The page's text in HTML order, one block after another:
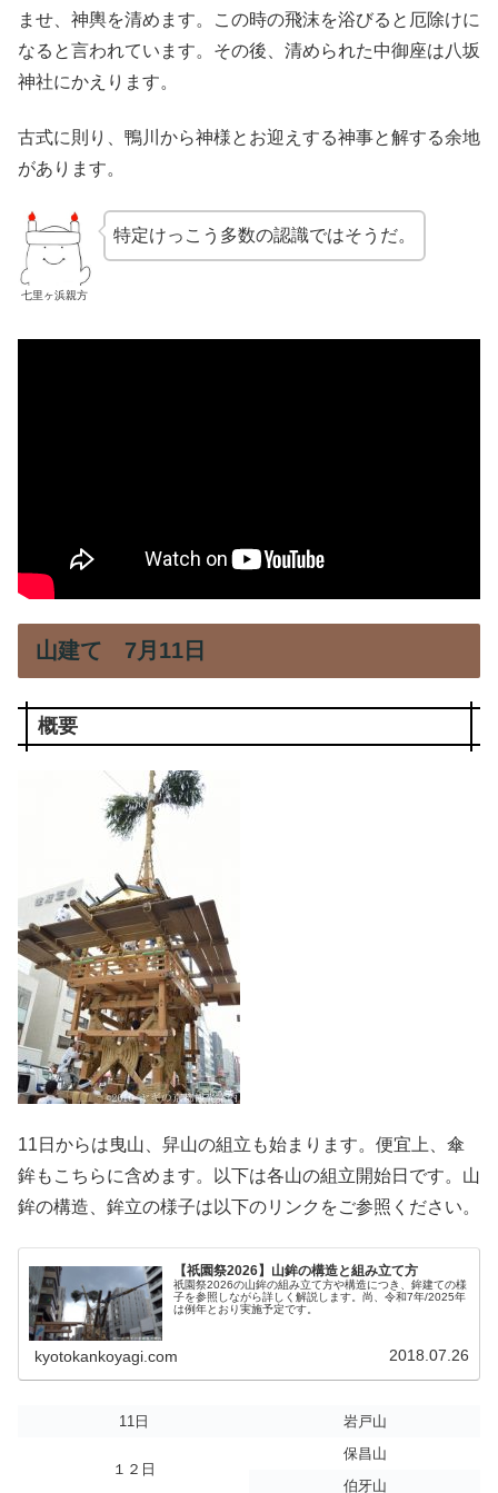
ませ、神輿を清めます。この時の飛沫を浴びると厄除けに
なると言われています。その後、清められた中御座は八坂
神社にかえります。
古式に則り、鴨川から神様とお迎えする神事と解する余地
があります。
七里ヶ浜親方
特定けっこう多数の認識ではそうだ。
山建て 7月11日
概要
11日からは曳山、舁山の組立も始まります。便宜上、傘
鉾もこちらに含めます。以下は各山の組立開始日です。山
鉾の構造、鉾立の様子は以下のリンクをご参照ください。
【祇園祭2026】山鉾の構造と組み立て方
祇園祭2026の山鉾の組み立て方や構造につき、鉾建ての様
子を参照しながら詳しく解説します。尚、令和7年/2025年
は例年とおり実施予定です。
kyotokankoyagi.com 2018.07.26
11日 岩戸山
１２日
保昌山
伯牙山